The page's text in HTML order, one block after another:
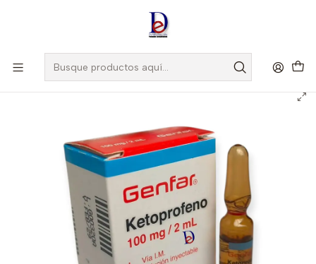
, Si eres nuevo regístrate
KETOPROFENO 100MG/2ML X 6 AMP- - GENFAR- - UBI 5-F